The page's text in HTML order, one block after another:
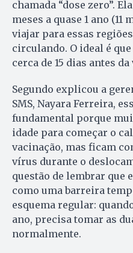
chamada “dose zero”.
meses a quase 1 ano (11
viajar para essas
circulando. O ideal é
cerca de 15 dias antes
Segundo explicou a
SMS, Nayara Ferreira,
fundamental porque
idade para começar o
vacinação, mas ficam
vírus durante o
questão de lembrar que
como uma barreira
esquema regular:
ano, precisa tomar as
normalmente.